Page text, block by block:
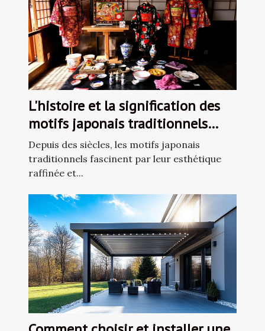
L'histoire et la signification des
motifs japonais traditionnels
dans la décoration
Depuis des siècles, les motifs japonais
traditionnels fascinent par leur esthétique
raffinée et...